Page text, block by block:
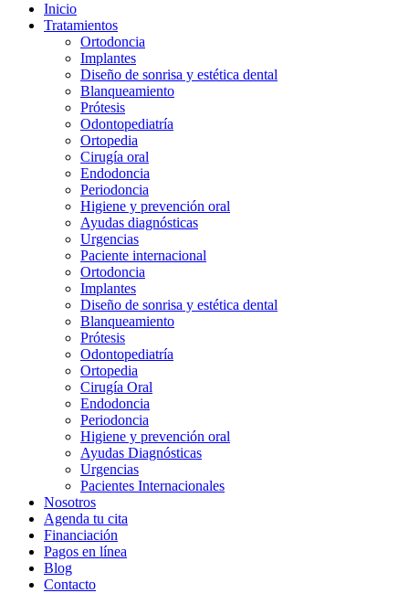
Inicio
Tratamientos
Ortodoncia
Implantes
Diseño de sonrisa y estética dental
Blanqueamiento
Prótesis
Odontopediatría
Ortopedia
Cirugía oral
Endodoncia
Periodoncia
Higiene y prevención oral
Ayudas diagnósticas
Urgencias
Paciente internacional
Ortodoncia
Implantes
Diseño de sonrisa y estética dental
Blanqueamiento
Prótesis
Odontopediatría
Ortopedia
Cirugía Oral
Endodoncia
Periodoncia
Higiene y prevención oral
Ayudas Diagnósticas
Urgencias
Pacientes Internacionales
Nosotros
Agenda tu cita
Financiación
Pagos en línea
Blog
Contacto